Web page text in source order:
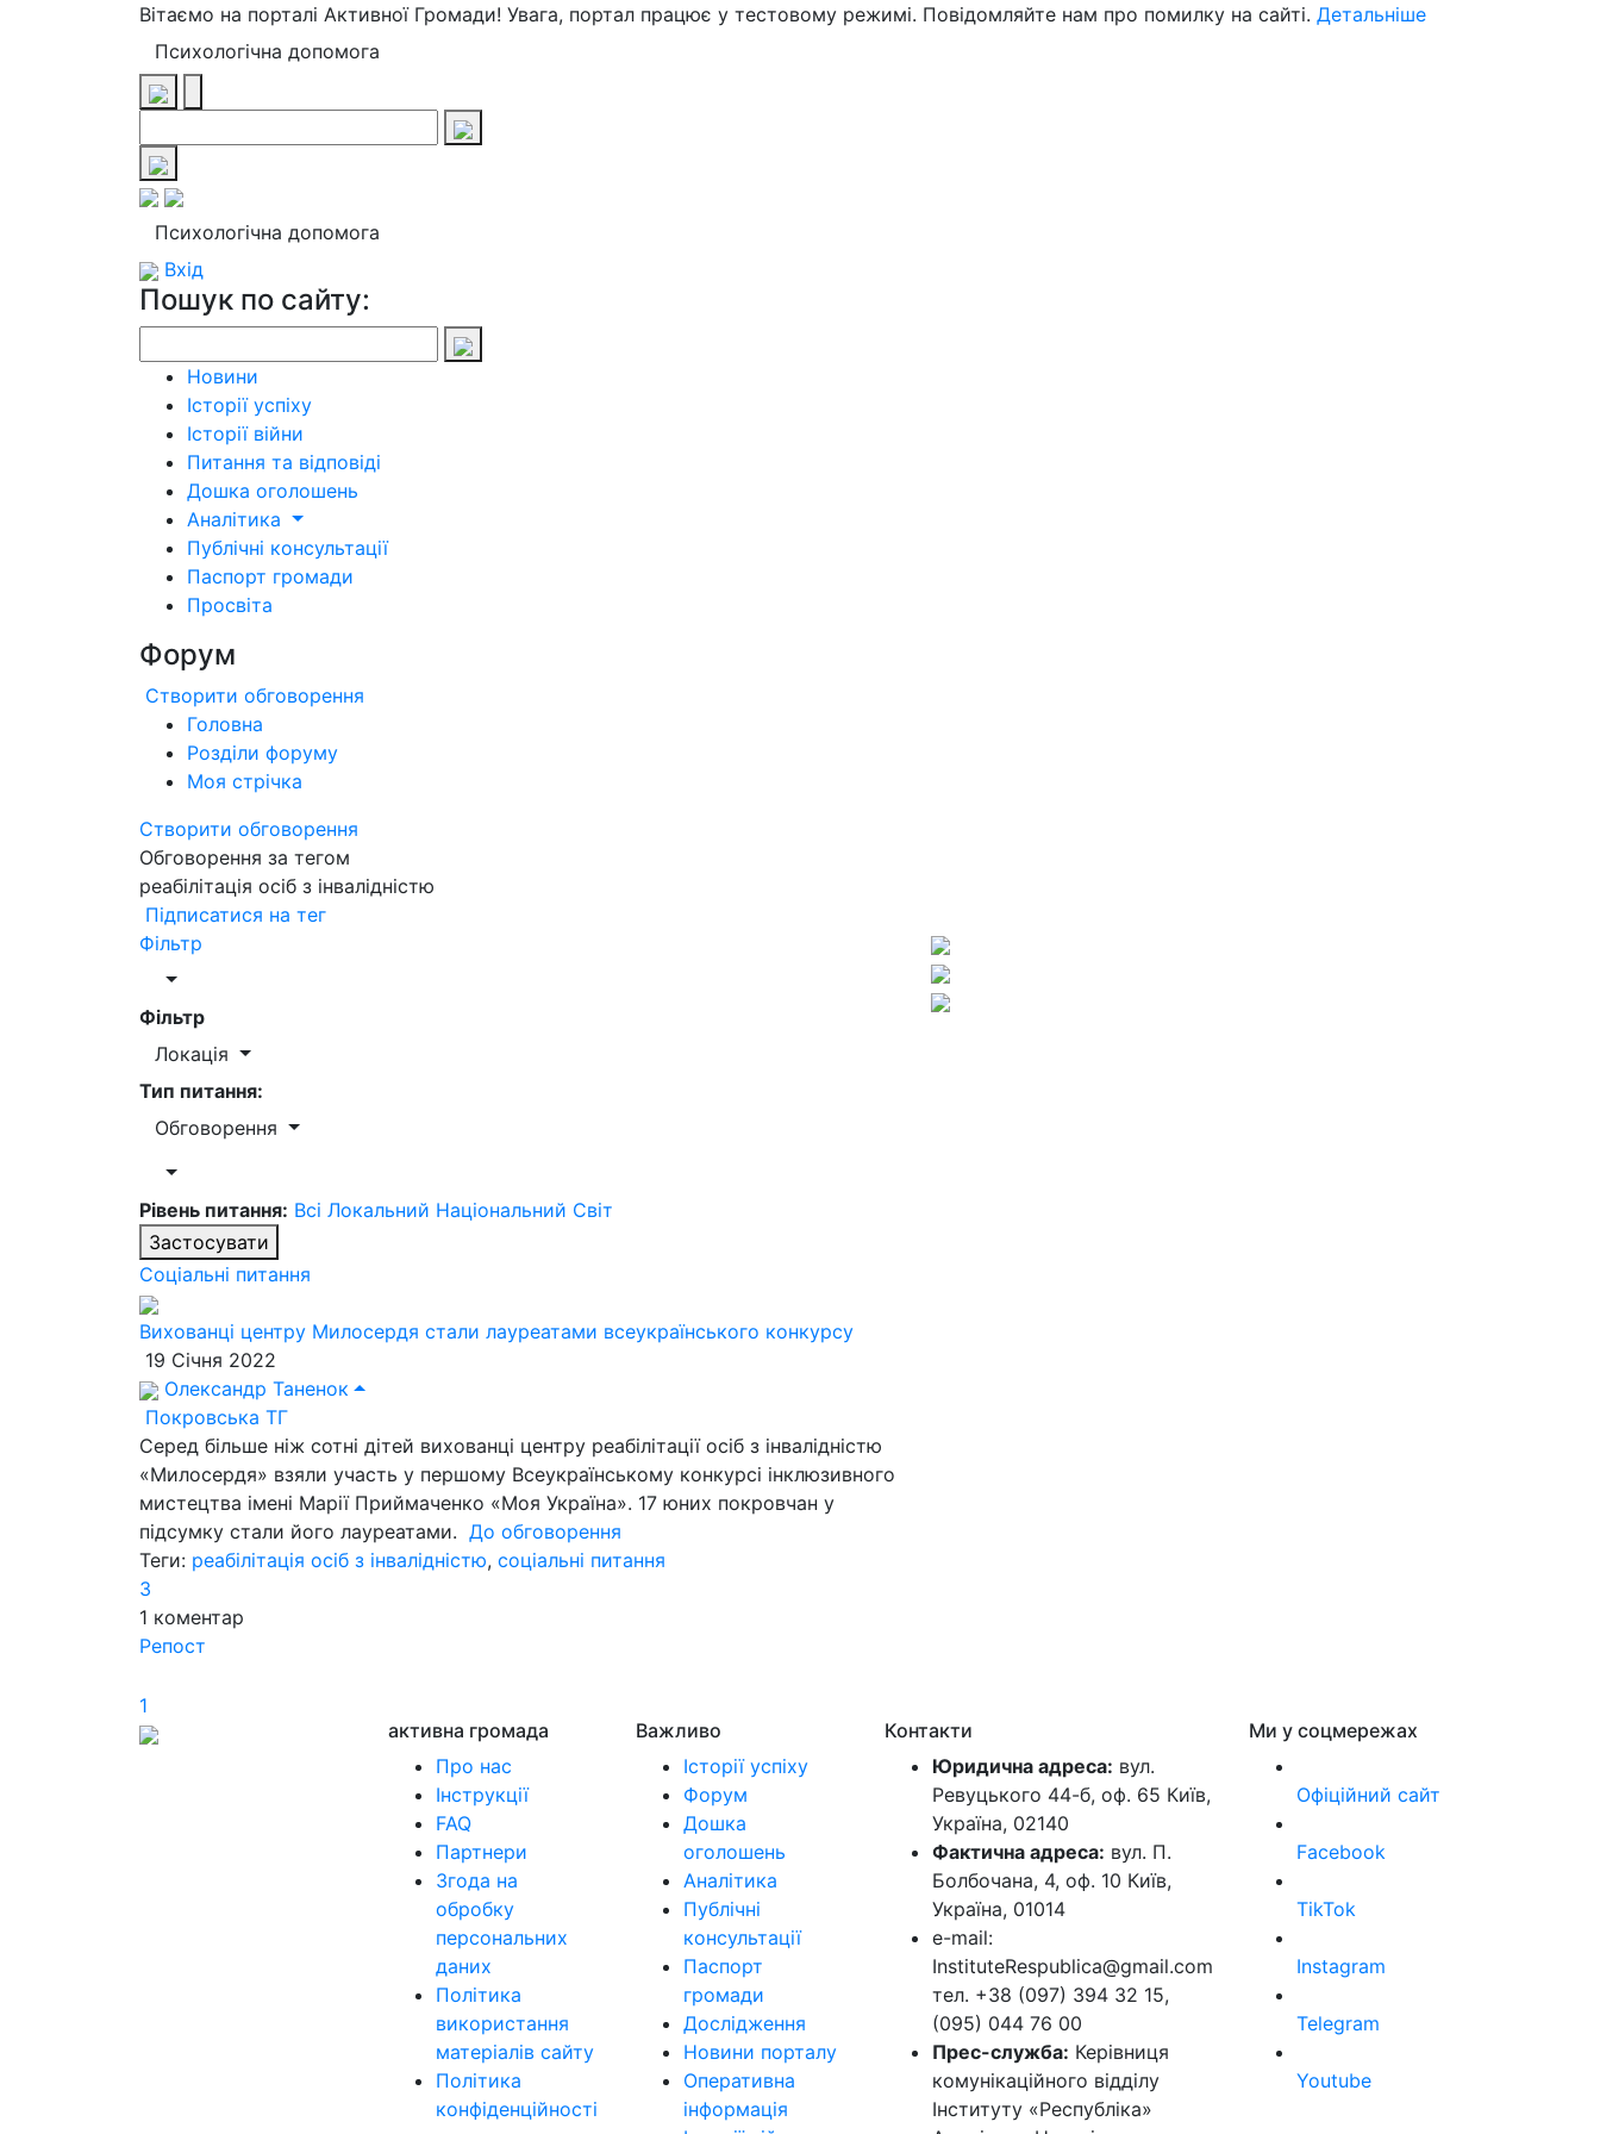
Вітаємо на порталі Активної Громади! Увага, портал працює у тестовому режимі. Повідомляйте нам про помилку на сайті. Детальніше
Психологічна допомога
Психологічна допомога
Вхід
Пошук по сайту:
Новини
Історії успіху
Історії війни
Питання та відповіді
Дошка оголошень
Аналітика
Публічні консультації
Паспорт громади
Просвіта
Форум
Створити обговорення
Головна
Розділи форуму
Моя стрічка
Створити обговорення
Обговорення за тегом
реабілітація осіб з інвалідністю
Підписатися на тег
Фільтр
Фільтр
Локація
Тип питання:
Обговорення
Рівень питання: Всі Локальний Національний Світ
Застосувати
Соціальні питання
Вихованці центру Милосердя стали лауреатами всеукраїнського конкурсу
19 Січня 2022
Олександр Таненок
Покровська ТГ
Серед більше ніж сотні дітей вихованці центру реабілітації осіб з інвалідністю
«Милосердя» взяли участь у першому Всеукраїнському конкурсі інклюзивного
мистецтва імені Марії Приймаченко «Моя Україна». 17 юних покровчан у
підсумку стали його лауреатами. До обговорення
Теги: реабілітація осіб з інвалідністю, соціальні питання
3
1 коментар
Репост
1
активна громада
Про нас
Інструкції
FAQ
Партнери
Згода на
обробку
персональних
даних
Політика
використання
матеріалів сайту
Політика
конфіденційності
Важливо
Історії успіху
Форум
Дошка
оголошень
Аналітика
Публічні
консультації
Паспорт
громади
Дослідження
Новини порталу
Оперативна
інформація
Контакти
Юридична адреса: вул.
Ревуцького 44-б, оф. 65 Київ,
Україна, 02140
Фактична адреса: вул. П.
Болбочана, 4, оф. 10 Київ,
Україна, 01014
e-mail:
InstituteRespublica@gmail.com
тел. +38 (097) 394 32 15,
(095) 044 76 00
Прес-служба: Керівниця
комунікаційного відділу
Інституту «Республіка»
Ми у соцмережах
Офіційний сайт
Facebook
TikTok
Instagram
Telegram
Youtube